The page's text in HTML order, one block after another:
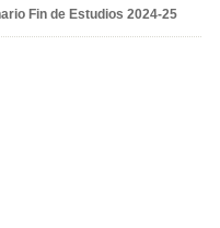
Fin de Estudios 2024-25